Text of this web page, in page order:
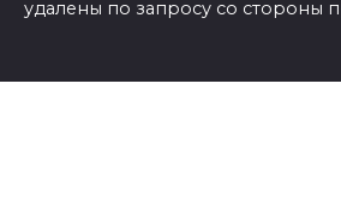
удалены по запросу со стороны